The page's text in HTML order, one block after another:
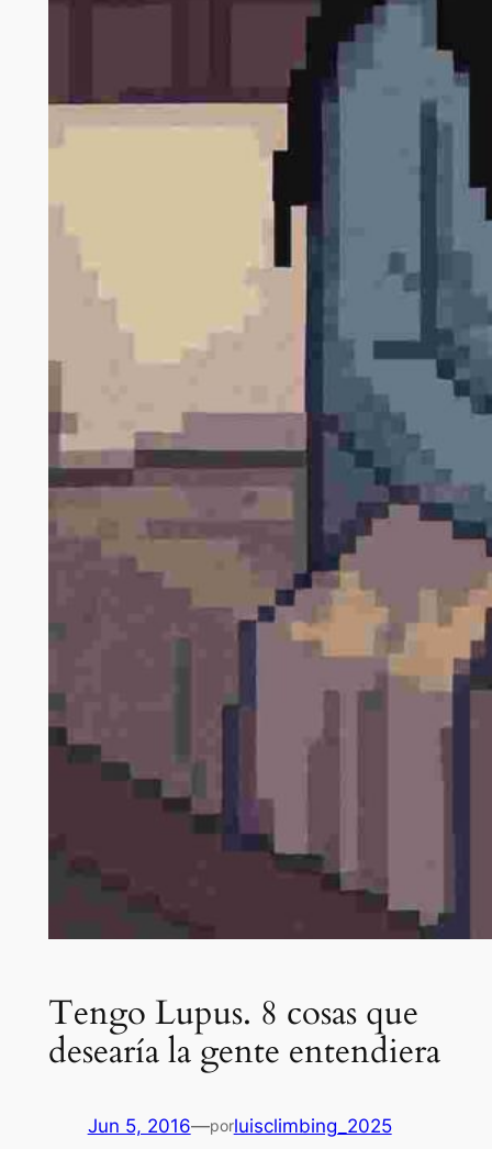
Tengo Lupus. 8 cosas que
desearía la gente entendiera
Jun 5, 2016—porluisclimbing_2025